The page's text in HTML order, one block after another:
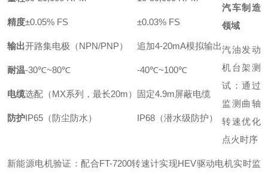
精度±0.05% FS ±0.03% FS
输出开路集电极（NPN/PNP） 追加4-20mA模拟输出
耐温-30℃~80℃ -40℃~100℃
电缆选配（MX系列，最长20m） 固定4.9m屏蔽电缆
防护IP65（防尘防水） IP68（潜水级防护）
汽车制造
领域
汽油发动
机台架测
试：通过
监测曲轴
转速优化
点火时序
新能源电机验证：配合FT-7200转速计实现HEV驱动电机实时监